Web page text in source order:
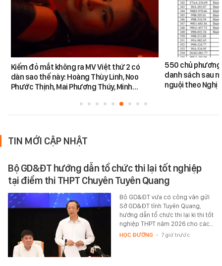
Kiếm đỏ mắt không ra MV Việt thứ 2 có
dàn sao thế này: Hoàng Thùy Linh, Noo
Phước Thịnh, Mai Phương Thúy, Minh…
550 chủ
danh sách sau
nguội theo Nghị
TIN MỚI CẬP NHẬT
Bộ GD&ĐT hướng dẫn tổ chức thi lại tốt nghiệp
tại điểm thi THPT Chuyên Tuyên Quang
Bộ GD&ĐT vừa có công văn gửi
Sở GD&ĐT tỉnh Tuyên Quang,
hướng dẫn tổ chức thi lại kì thi tốt
nghiệp THPT năm 2026 cho các…
HỌC ĐƯỜNG - 7 giờ trước